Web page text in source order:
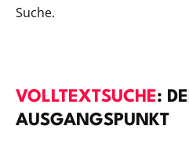
Suche.
VOLLTEXTSUCHE:
AUSGANGSPUNKT